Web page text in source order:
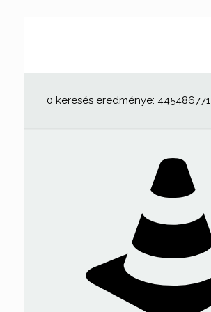
0 keresés eredménye: 445486771